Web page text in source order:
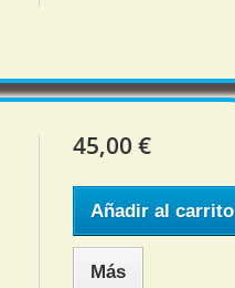
45,00 €
Añadir al carrito
Más